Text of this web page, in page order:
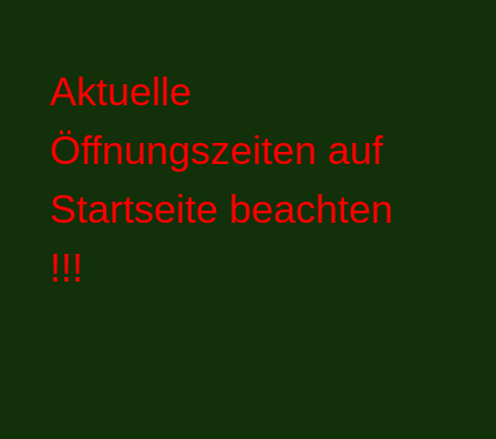
Aktuelle
Öffnungszeiten auf
Startseite beachten
!!!